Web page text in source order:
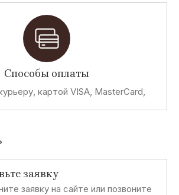
Способы оплаты
картой VISA, MasterCard,
заявку
заявку на сайте или позвоните